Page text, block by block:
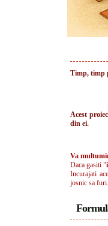
Timp, timp
Acest
din ei.
Va
Daca gasiti "
Incurajati
josnic sa furi.